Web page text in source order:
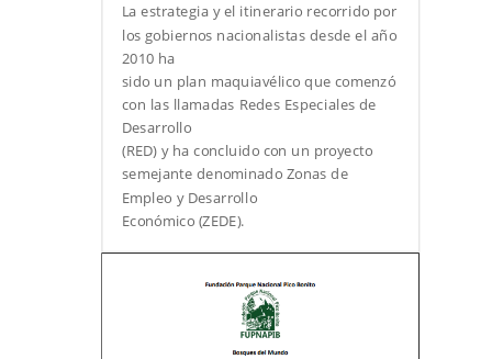
La estrategia y el itinerario recorrido por
los gobiernos nacionalistas desde el año
2010 ha
sido un plan maquiavélico que comenzó
con las llamadas Redes Especiales de
Desarrollo
(RED) y ha concluido con un proyecto
semejante denominado Zonas de
Empleo y Desarrollo
Económico (ZEDE).